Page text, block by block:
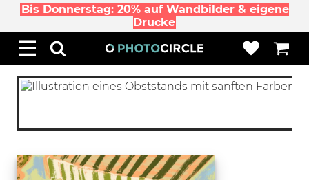
Bis Donnerstag: 20% auf Wandbilder & eigene
Drucke